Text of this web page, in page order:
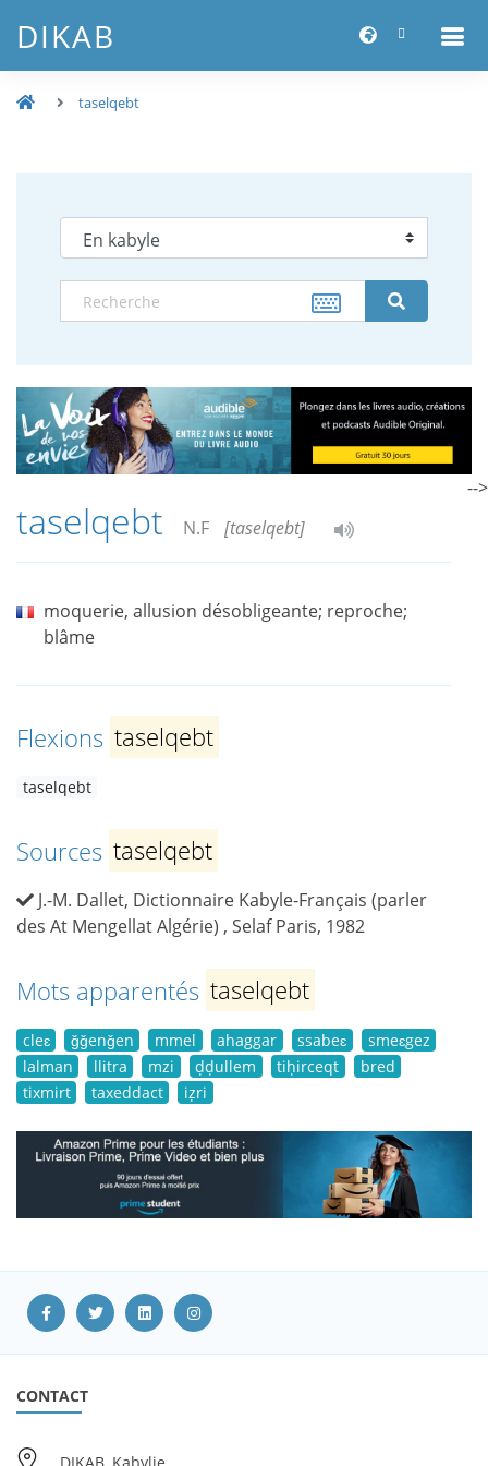
DIKAB
taselqebt
taselqebt N.F [taselqebt]
moquerie, allusion désobligeante; reproche;
blâme
Flexions taselqebt
taselqebt
Sources taselqebt
J.-M. Dallet, Dictionnaire Kabyle-Français (parler
des At Mengellat Algérie) , Selaf Paris, 1982
Mots apparentés taselqebt
cleɛ ǧǧenǧen mmel ahaggar ssabeɛ
smeɛgez
lalman
llitra mzi ḍḍullem tiḥirceqt
bred
tixmirt
taxeddact iẓri
-->
CONTACT
DIKAB, Kabylie